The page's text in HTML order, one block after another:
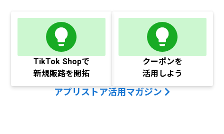
TikTok Shopで
新規販路を開拓
クーポンを
活用しよう
アプリストア活用マガジン